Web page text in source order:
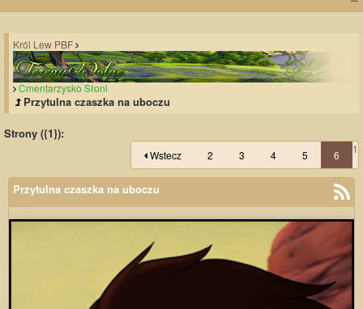
Król Lew PBF
Cmentarzysko Słoni
Przytulna czaszka na uboczu
Strony ({1}):
Wstecz 1
2 3 4 5 6
Przytulna czaszka na uboczu